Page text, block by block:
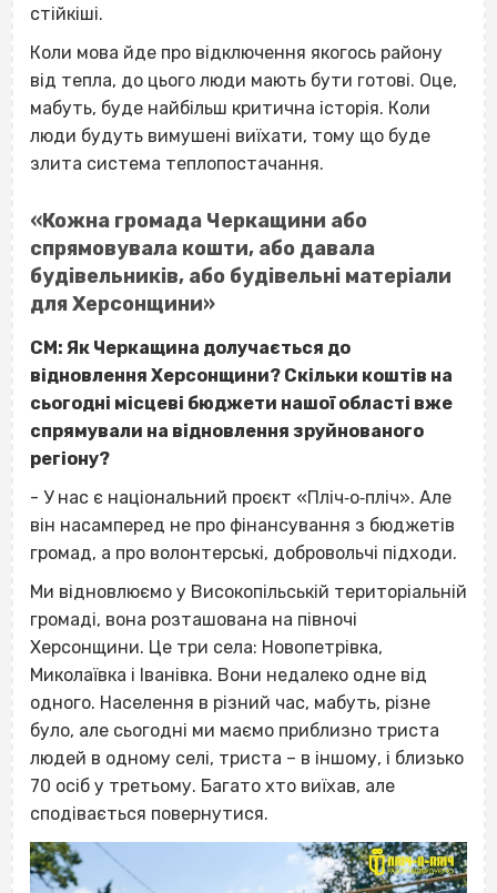
стійкіші.
Коли мова йде про відключення якогось району
від тепла, до цього люди мають бути готові. Оце,
мабуть, буде найбільш критична історія. Коли
люди будуть вимушені виїхати, тому що буде
злита система теплопостачання.
«Кожна громада Черкащини або
спрямовувала кошти, або давала
будівельників, або будівельні матеріали
для Херсонщини»
СМ: Як Черкащина долучається до
відновлення Херсонщини? Скільки коштів на
сьогодні місцеві бюджети нашої області вже
спрямували на відновлення зруйнованого
регіону?
- У нас є національний проєкт «Пліч‐о‐пліч». Але
він насамперед не про фінансування з бюджетів
громад, а про волонтерські, добровольчі підходи.
Ми відновлюємо у Високопільській територіальній
громаді, вона розташована на півночі
Херсонщини. Це три села: Новопетрівка,
Миколаївка і Іванівка. Вони недалеко одне від
одного. Населення в різний час, мабуть, різне
було, але сьогодні ми маємо приблизно триста
людей в одному селі, триста – в іншому, і близько
70 осіб у третьому. Багато хто виїхав, але
сподівається повернутися.